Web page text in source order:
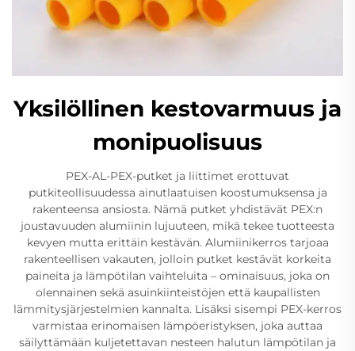
Yksilöllinen kestovarmuus ja
monipuolisuus
PEX-AL-PEX-putket ja liittimet erottuvat
putkiteollisuudessa ainutlaatuisen koostumuksensa ja
rakenteensa ansiosta. Nämä putket yhdistävät PEX:n
joustavuuden alumiinin lujuuteen, mikä tekee tuotteesta
kevyen mutta erittäin kestävän. Alumiinikerros tarjoaa
rakenteellisen vakauten, jolloin putket kestävät korkeita
paineita ja lämpötilan vaihteluita – ominaisuus, joka on
olennainen sekä asuinkiinteistöjen että kaupallisten
lämmitysjärjestelmien kannalta. Lisäksi sisempi PEX-kerros
varmistaa erinomaisen lämpöeristyksen, joka auttaa
säilyttämään kuljetettavan nesteen halutun lämpötilan ja